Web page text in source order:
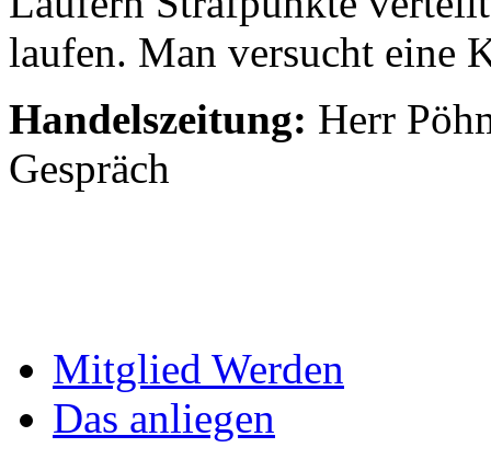
laufen. Man versucht eine
Handelszeitung: Herr
Gespräch
Mitglied Werden
Das anliegen